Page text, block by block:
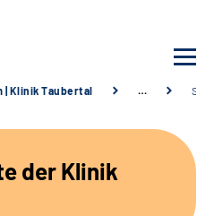
| Klinik Taubertal …
der Klinik